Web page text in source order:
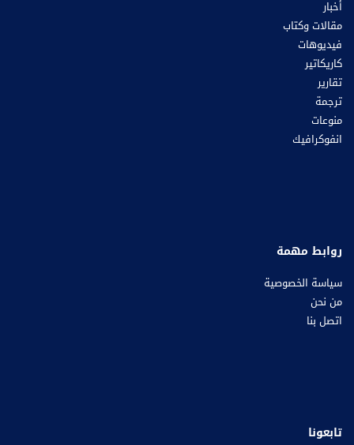
أخبار
مقالات وكتاب
فيديوهات
كاريكاتير
تقارير
ترجمة
منوعات
انفوكرافيك
روابط مهمة
سياسة الخصوصية
من نحن
اتصل بنا
تابعونا